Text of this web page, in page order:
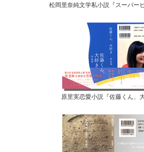
松岡里奈純文学私小説『スーパー
原里実恋愛小説『佐藤くん、